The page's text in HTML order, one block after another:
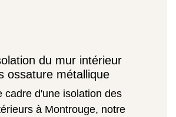
du mur intérieur
ossature métallique
cadre d'une isolation des
à Montrouge, notre